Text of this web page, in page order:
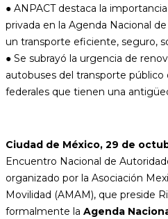
● ANPACT destaca la
privada en la Agenda Nacional
un transporte eficiente, seguro,
● Se subrayó la urgencia de
autobuses del transporte público
federales que tienen una
Ciudad de México, 29 de
Encuentro Nacional de
organizado por la Asociación
Movilidad (AMAM), que preside
formalmente la Agenda